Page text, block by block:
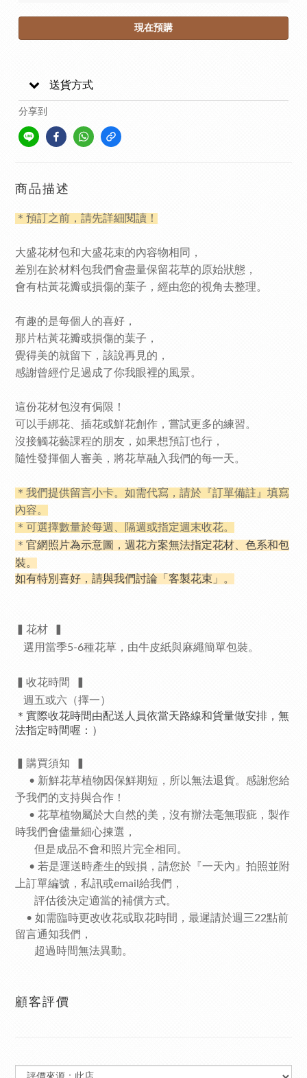
現在預購
送貨方式
分享到
商品描述
＊ 預訂之前，請先詳細閱讀！
大盛花材包和大盛花束的內容物相同，
差別在於材料包我們會盡量保留花草的原始狀態，
會有枯黃花瓣或損傷的葉子，經由您的視角去整理。
有趣的是每個人的喜好，
那片枯黃花瓣或損傷的葉子，
覺得美的就留下，該說再見的，
感謝曾經佇足過成了你我眼裡的風景。
這份花材包沒有侷限！
可以手綁花、插花或鮮花創作，嘗試更多的練習。
沒接觸花藝課程的朋友，如果想預訂也行，
隨性發揮個人審美，將花草融入我們的每一天。
＊我們提供留言小卡。如需代寫，請於『訂單備註』填寫
內容。
＊可選擇數量於每週、隔週或指定週末收花。
＊ 官網照片為示意圖，週花方案無法指定花材、色系和包
裝。
如有特別喜好，請與我們討論「客製花束」。
▍花材
選用當季5-6種花草，由牛皮紙與麻繩簡單包裝。
▍收花時間
週五或六（擇一）
＊實際收花時間由配送人員依當天路線和貨量做安排，無
法指定時間喔：）
購買須知
• 新鮮花草植物因保鮮期短，所以無法退貨。感謝您給
予我們的支持與合作！
• 花草植物屬於大自然的美，沒有辦法毫無瑕疵，製作
時我們會儘量細心揀選，
但是成品不會和照片完全相同。
• 若是運送時產生的毀損，請您於『一天內』拍照並附
上訂單編號，私訊或email給我們，
評估後決定適當的補償方式。
• 如需臨時更改收花或取花時間，最遲請於週三22點前
留言通知我們，
超過時間無法異動。
顧客評價